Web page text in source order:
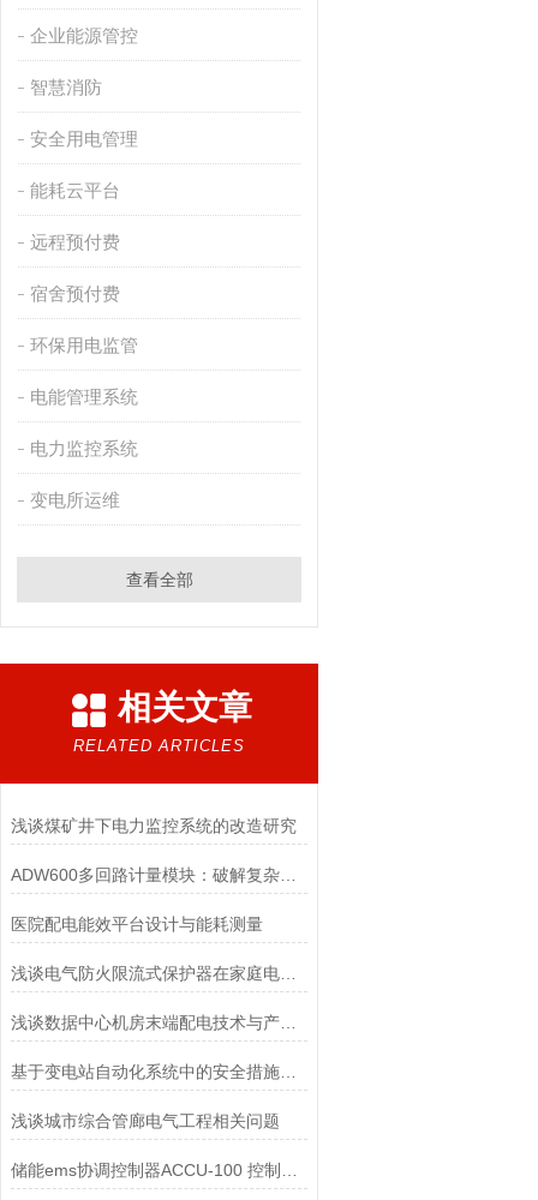
企业能源管控
智慧消防
安全用电管理
能耗云平台
远程预付费
宿舍预付费
环保用电监管
电能管理系统
电力监控系统
变电所运维
查看全部
相关文章
RELATED ARTICLES
浅谈煤矿井下电力监控系统的改造研究
ADW600多回路计量模块：破解复杂配电改造难题的智能利器
医院配电能效平台设计与能耗测量
浅谈电气防火限流式保护器在家庭电气火灾防范中的应用
浅谈数据中心机房末端配电技术与产品监控选型
基于变电站自动化系统中的安全措施分析及应用
浅谈城市综合管廊电气工程相关问题